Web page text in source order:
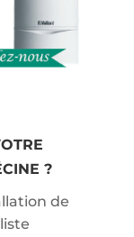
?
de